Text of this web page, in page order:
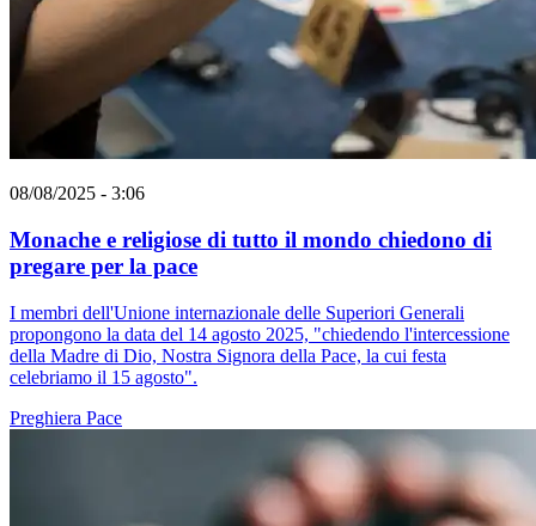
08/08/2025 - 3:06
Monache e religiose di tutto il mondo chiedono di
pregare per la pace
I membri dell'Unione internazionale delle Superiori Generali
propongono la data del 14 agosto 2025, "chiedendo l'intercessione
della Madre di Dio, Nostra Signora della Pace, la cui festa
celebriamo il 15 agosto".
Preghiera Pace